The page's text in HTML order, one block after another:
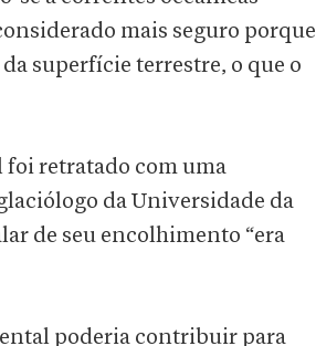
mais seguro porque
superfície terrestre, o que o
foi retratado com uma
da Universidade da
de seu encolhimento “era
poderia contribuir para